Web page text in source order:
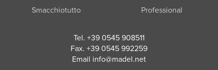
Smacchiotutto
Professional
Tel. +39 0545 908511
Fax. +39 0545 992259
Email info@madel.net